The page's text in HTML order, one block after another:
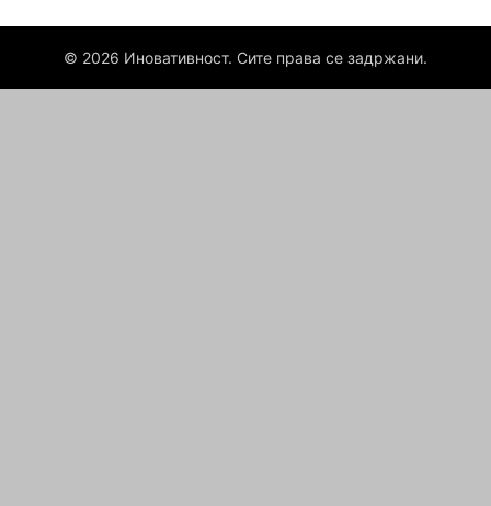
© 2026 Иновативност. Сите права се задржани.